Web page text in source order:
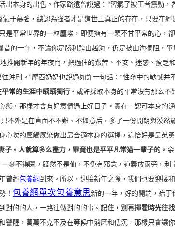
出本身的出色。 作家路遠曾說過：“習氣了被王者震動，
氣于慕強，總認為強者才是這世上真正的存在，只要在經
平常世界的一粒塵埃，即便擁有一顆不甘平常的心，
昔的一年，不論你是勝利跨山越海，仍是被山海攔阻，畢
推開新年的年夜門，把過往的艱苦、不安、迷惑、疲乏
沖刷。”摩西奶奶也說過如許一句話：“性命中的缺憾并
常的生涯中踽踽獨行。 或許採取本身的平常沒有那么不
態，那樣才會有好意情過上好日子。 實在，認可本身的
不外是在直面不不難、不如意后，多了一份開朗與漠然
坎的感觸感染做出最合適本身的選擇，這恰好是最英勇
。人就算多么盡力，畢竟也是平平凡常過一輩子的。
刻不得閑，既然不是仙，不免有邪念，道義放兩旁，利
曾經包養網 到來。所以，迎接新年之際，我們也要迎接
！ 包養網單次包養意思新的一年，好的開端，始于
對的的人，一路往做對的的事。 記住，別再揮霍時光往
警醒，萬萬不克不及在等候中消磨和低沉，那樣只會讓你